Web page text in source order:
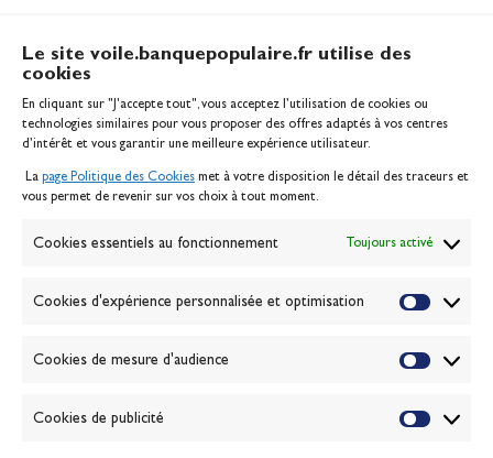
Le site voile.banquepopulaire.fr utilise des
cookies
En cliquant sur "J'accepte tout", vous acceptez l’utilisation de cookies ou
technologies similaires pour vous proposer des offres adaptés à vos centres
d’intérêt et vous garantir une meilleure expérience utilisateur.
La page Politique des Cookies met à votre disposition le détail des traceurs et
vous permet de revenir sur vos choix à tout moment.
Cookies essentiels au fonctionnement Toujours activé
Cookies d'expérience personnalisée et optimisation
Cookies de mesure d'audience
Cookies de publicité
Inscription serveur média
Contact
Politique des cookies
Banque de la voile
Passion Voile TV
ABONNEZ-VOUS